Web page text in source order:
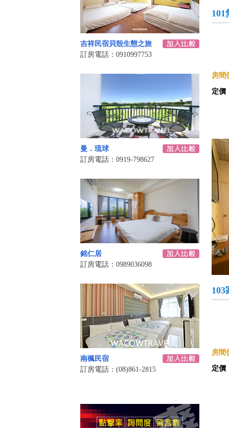
吉祥民宿貝殼生態之旅
訂房電話：0910997753
曼．琉球
訂房電話：0919-798627
銘仁居
訂房電話：0989036098
南楓民宿
訂房電話：(08)861-2815
101
房間
定價
103
房間
定價